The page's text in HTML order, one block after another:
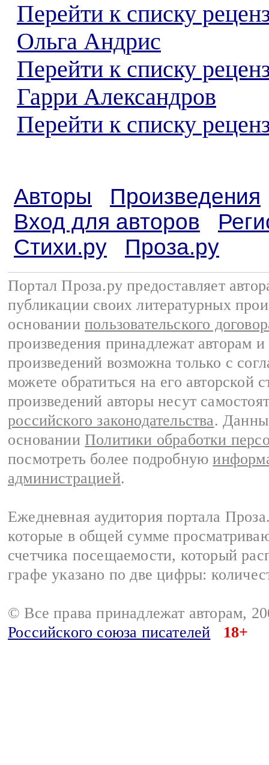
Перейти к списку
Ольга Андрис
Перейти к списку
Гарри Александров
Перейти к списку
Авторы
Произведения
Вход для авторов
Стихи.ру
Проза.ру
Портал Проза.ру предоставляет
публикации своих литературных
основании пользовательского
произведения принадлежат авторам
произведений возможна только с
можете обратиться на его авторской
произведений авторы несут
российского законодательства.
основании Политики обработки
посмотреть более подробную
администрацией.
Ежедневная аудитория портала
которые в общей сумме
счетчика посещаемости, который
графе указано по две цифры:
© Все права принадлежат авторам,
Российского союза писателей
18+